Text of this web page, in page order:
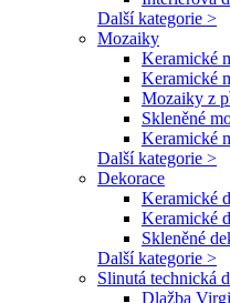
Další kategorie >
Mozaiky
Keramické
Keramické
Mozaiky z
Skleněné
Keramické
Další kategorie >
Dekorace
Keramické
Keramické
Skleněné
Další kategorie >
Slinutá technická
Dlažba